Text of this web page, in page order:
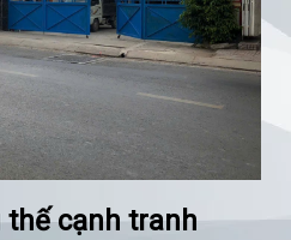
thế cạnh tranh